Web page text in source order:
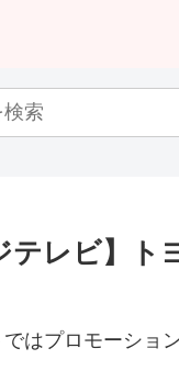
テレビ】
ではプロモーショ